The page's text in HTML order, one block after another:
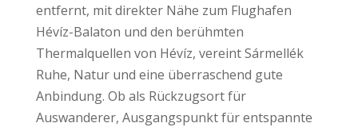
entfernt, mit direkter Nähe zum Flughafen
Hévíz-Balaton und den berühmten
Thermalquellen von Hévíz, vereint Sármellék
Ruhe, Natur und eine überraschend gute
Anbindung. Ob als Rückzugsort für
Auswanderer, Ausgangspunkt für entspannte